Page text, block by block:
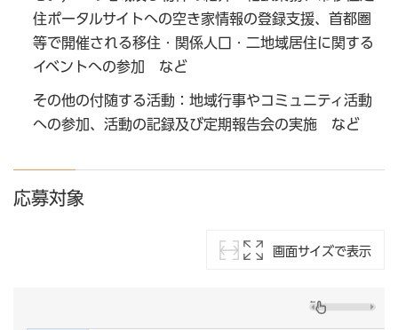
住ポータルサイトへの空き家情報の登録支援、首都圏
等で開催される移住・関係人口・二地域居住に関する
イベントへの参加 など
その他の付随する活動：地域行事やコミュニティ活動
への参加、活動の記録及び定期報告会の実施 など
応募対象
画面サイズで表示